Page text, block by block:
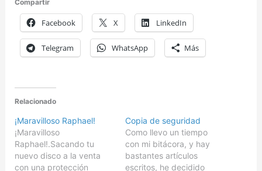
Compartir
Facebook X LinkedIn
Telegram WhatsApp Más
Relacionado
¡Maravilloso Raphael!
¡Maravilloso
Raphael!.Sacando tu
nuevo disco a la venta
con una protección
Copia de seguridad
Como llevo un tiempo
con mi bitácora, y hay
bastantes artículos
escritos, he decidido